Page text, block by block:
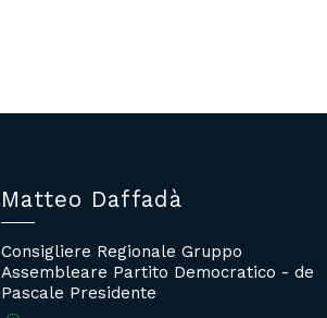
Matteo Daffadà
Consigliere Regionale Gruppo
Assembleare Partito Democratico - de
Pascale Presidente